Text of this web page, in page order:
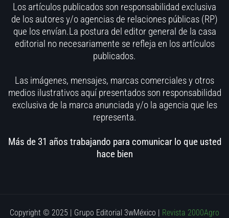
Los artículos publicados son responsabilidad exclusiva
de los autores y/o agencias de relaciones públicas (RP)
que los envían.La postura del editor general de la casa
editorial no necesariamente se refleja en los artículos
publicados.
Las imágenes, mensajes, marcas comerciales y otros
medios ilustrativos aquí presentados son responsabilidad
exclusiva de la marca anunciada y/o la agencia que les
representa.
Más de 31 años trabajando para comunicar lo que usted
hace bien
Copyright © 2025 | Grupo Editorial 3wMéxico | Revista 2000Agro